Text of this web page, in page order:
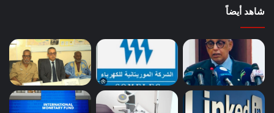
شاهد أيضاً